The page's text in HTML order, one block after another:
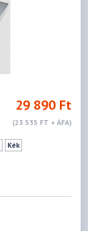
29 890 Ft
(23 535 FT + ÁFA)
Kék